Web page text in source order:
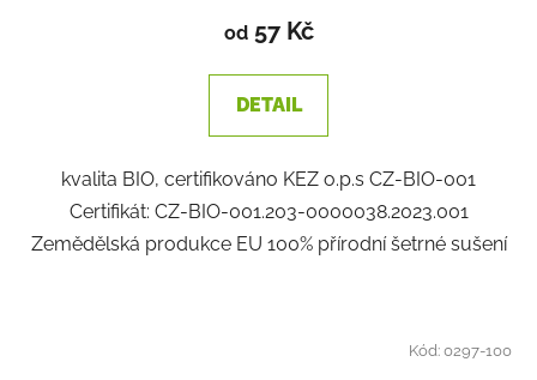
od57 Kč
DETAIL
kvalita BIO, certifikováno KEZ o.p.s CZ-BIO-001
Certifikát: CZ-BIO-001.203-0000038.2023.001
Zemědělská produkce EU 100% přírodní šetrné sušení
Kód:0297-100